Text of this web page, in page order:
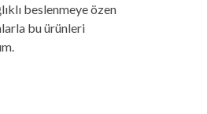
beslenmeye özen
bu ürünleri